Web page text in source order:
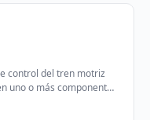
control del tren motriz
uno o más componentes